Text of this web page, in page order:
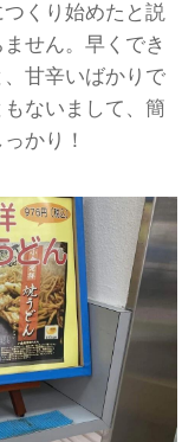
くり始めたと説
せん。早くでき
甘辛いばかりで
ないまして、簡
かり！